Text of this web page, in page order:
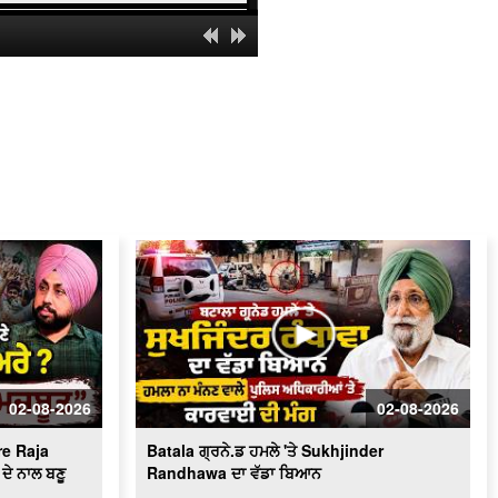
ਪੁਲਿਸ ਤੇ ਬਦਮਾਸ਼ ਹੋਏ ਆਹਮੋ-ਸਾਹਮਣੇ, ਦੇਖੋ
ਮੌਕੇ 'ਤੇ ਕੀ ਬਣੇ ਹਾਲਾਤ
LIVE : Gurdwara Bangla Sahib Delhi
ਤੋਂ Gurbani Kirtan ਦਾ ਸਿੱਧਾ ਪ੍ਰਸਾਰਣ
Cabinet Minister Mohinder Bhagat
Addresses Media | ਅਹਿਮ ਮੁੱਦਿਆਂ ’ਤੇ
ਪ੍ਰੈਸ ਕਾਨਫ਼ਰੰਸ
Congress ਦਾ ਮੁੱਕੇਗਾ ਕਾਟੋ ਕਲੇਸ਼ ?
Fatehgarh Sahib ’ਚ ਇਕੱਠੇ ਹੋਏ ਕਾਂਗਰਸੀ
LIVE
Hockey Team to Wear Saffron Jersey
02-08-2026
Raja
ਨਾਲ ਬਣੂ
02-08-2026
Batala ਗ੍ਰਨੇ.ਡ ਹਮਲੇ 'ਤੇ Sukhjinder
Randhawa ਦਾ ਵੱਡਾ ਬਿਆਨ